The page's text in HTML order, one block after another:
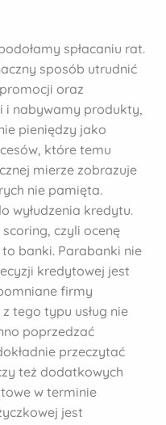
spłacaniu rat.
sposób utrudnić
oraz
i nabywamy produkty,
pieniędzy jako
które temu
mierze zobrazuje
nie pamięta.
wyłudzenia kredytu.
czyli ocenę
banki. Parabanki nie
kredytowej jest
firmy
tego typu usług nie
poprzedzać
przeczytać
też dodatkowych
w terminie
jest